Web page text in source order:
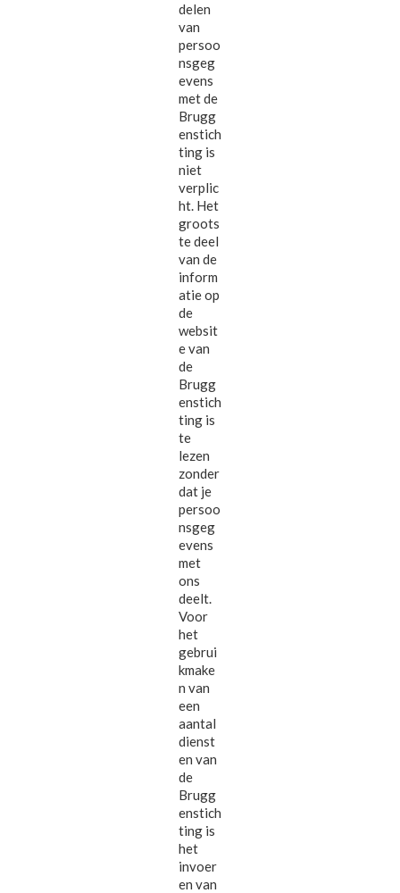
delen
van
persoo
nsgeg
evens
met de
Brugg
enstich
ting is
niet
verplic
ht. Het
groots
te deel
van de
inform
atie op
de
websit
e van
de
Brugg
enstich
ting is
te
lezen
zonder
dat je
persoo
nsgeg
evens
met
ons
deelt.
Voor
het
gebrui
kmake
n van
een
aantal
dienst
en van
de
Brugg
enstich
ting is
het
invoer
en van